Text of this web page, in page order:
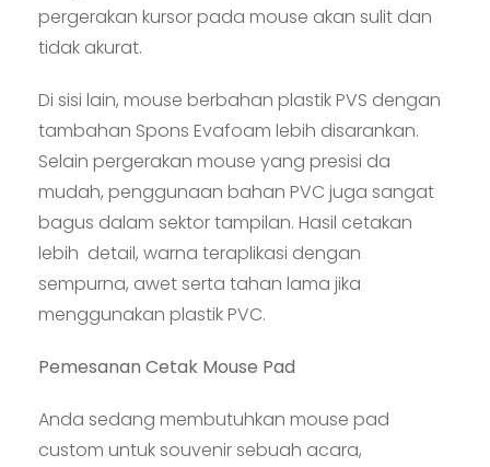
pergerakan kursor pada mouse akan sulit dan
tidak akurat.
Di sisi lain, mouse berbahan plastik PVS dengan
tambahan Spons Evafoam lebih disarankan.
Selain pergerakan mouse yang presisi da
mudah, penggunaan bahan PVC juga sangat
bagus dalam sektor tampilan. Hasil cetakan
lebih detail, warna teraplikasi dengan
sempurna, awet serta tahan lama jika
menggunakan plastik PVC.
Pemesanan Cetak Mouse Pad
Anda sedang membutuhkan mouse pad
custom untuk souvenir sebuah acara,